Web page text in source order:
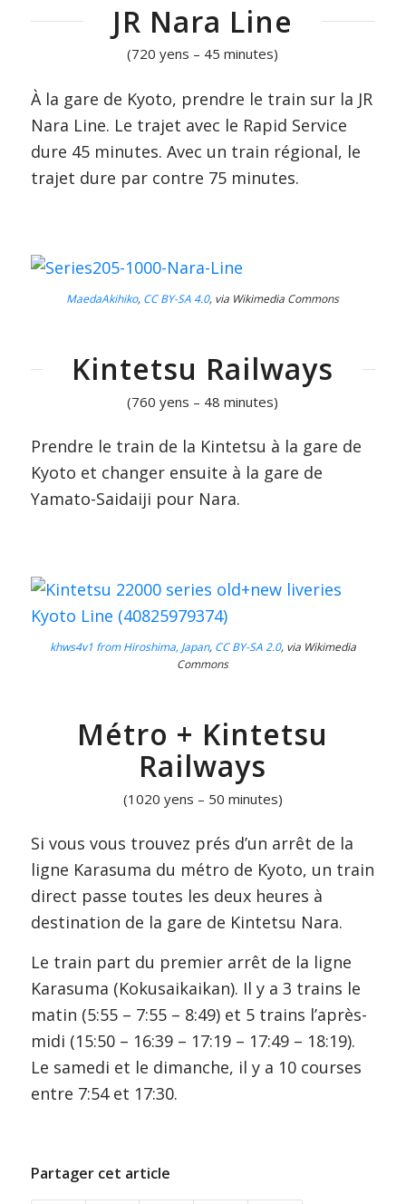
JR Nara Line
(720 yens – 45 minutes)
À la gare de Kyoto, prendre le train sur la JR
Nara Line. Le trajet avec le Rapid Service
dure 45 minutes. Avec un train régional, le
trajet dure par contre 75 minutes.
MaedaAkihiko, CC BY-SA 4.0, via Wikimedia Commons
Kintetsu Railways
(760 yens – 48 minutes)
Prendre le train de la Kintetsu à la gare de
Kyoto et changer ensuite à la gare de
Yamato-Saidaiji pour Nara.
khws4v1 from Hiroshima, Japan, CC BY-SA 2.0, via Wikimedia
Commons
Métro + Kintetsu
Railways
(1020 yens – 50 minutes)
Si vous vous trouvez prés d’un arrêt de la
ligne Karasuma du métro de Kyoto, un train
direct passe toutes les deux heures à
destination de la gare de Kintetsu Nara.
Le train part du premier arrêt de la ligne
Karasuma (Kokusaikaikan). Il y a 3 trains le
matin (5:55 – 7:55 – 8:49) et 5 trains l’après-
midi (15:50 – 16:39 – 17:19 – 17:49 – 18:19).
Le samedi et le dimanche, il y a 10 courses
entre 7:54 et 17:30.
Partager cet article